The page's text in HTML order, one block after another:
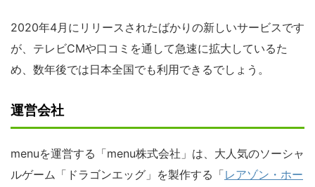
2020年4月にリリースされたばかりの新しいサービスです
が、テレビCMや口コミを通して急速に拡大しているた
め、数年後では日本全国でも利用できるでしょう。
運営会社
menuを運営する「menu株式会社」は、大人気のソーシャ
ルゲーム「ドラゴンエッグ」を製作する「レアゾン・ホー